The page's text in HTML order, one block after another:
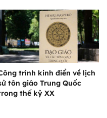
trình kinh điển về lịch
tôn giáo Trung Quốc
thế kỷ XX